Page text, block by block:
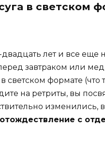
в светском
лет и все
завтраком или
светском формате
на ретриты, вы
изменились,
отождествление с